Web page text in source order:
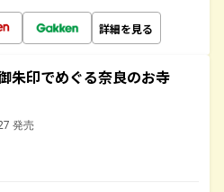
詳細を見る
朱印でめぐる奈良のお寺
発売